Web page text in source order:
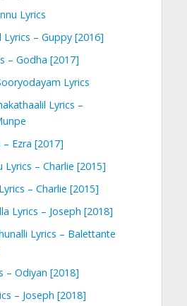
Lyrics
Lyrics – Guppy [2016]
– Godha [2017]
Lyrics
Lyrics –
Ezra [2017]
Lyrics – Charlie [2015]
– Charlie [2015]
Lyrics – Joseph [2018]
Lyrics – Balettante
– Odiyan [2018]
– Joseph [2018]